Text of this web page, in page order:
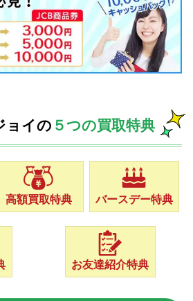
ョイの ５つの買取特典
高額買取特典 バースデー特典
お友達紹介特典